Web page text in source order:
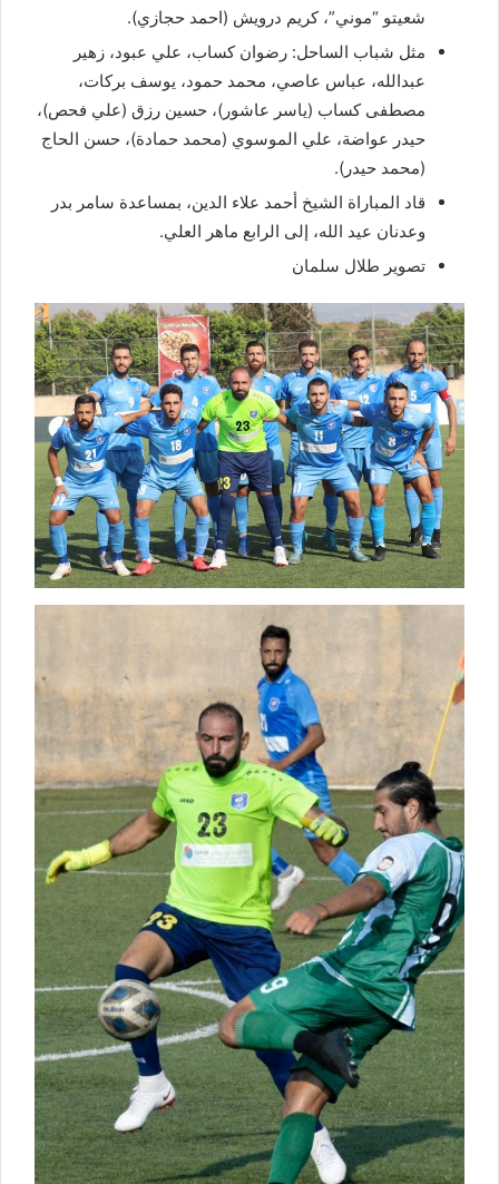
شعيتو “موني”، كريم درويش (احمد حجازي).
مثل شباب الساحل: رضوان كساب، علي عبود، زهير
عبدالله، عباس عاصي، محمد حمود، يوسف بركات،
مصطفى كساب (ياسر عاشور)، حسين رزق (علي فحص)،
حيدر عواضة، علي الموسوي (محمد حمادة)، حسن الحاج
(محمد حيدر).
قاد المباراة الشيخ أحمد علاء الدين، بمساعدة سامر بدر
وعدنان عيد الله، إلى الرابع ماهر العلي.
تصوير طلال سلمان